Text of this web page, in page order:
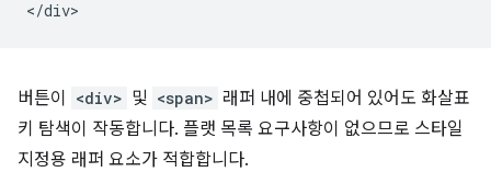
버튼이 <div> 및 <span> 래퍼 내에 중첩되어 있어도 화살표
키 탐색이 작동합니다. 플랫 목록 요구사항이 없으므로 스타일
지정용 래퍼 요소가 적합합니다.